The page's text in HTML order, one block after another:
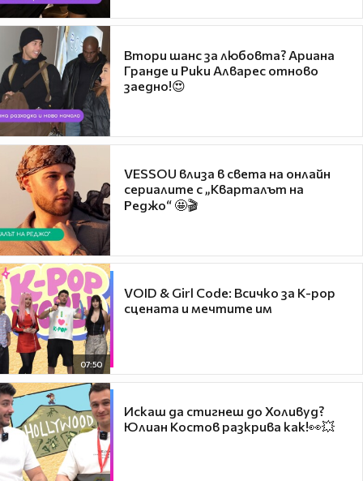
Втори шанс за любовта? Ариана
Гранде и Рики Алварес отново
заедно!😍
VESSOU влиза в света на онлайн
сериалите с „Кварталът на
Реджо“ 🤩🎬
07:50
VOID & Girl Code: Всичко за K-pop
сцената и мечтите им
Искаш да стигнеш до Холивуд?
Юлиан Костов разкрива как!👀💥